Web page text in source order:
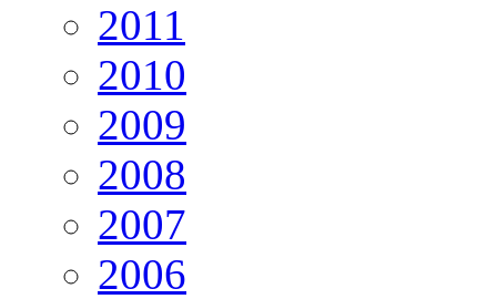
2011
2010
2009
2008
2007
2006